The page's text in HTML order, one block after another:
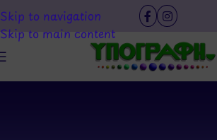
Skip to navigation
Skip to main content